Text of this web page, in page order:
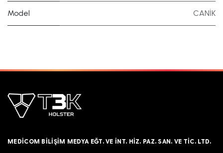
Model CANİK
MEDICOM BILIŞIM MEDYA EĞT. VE İNT. HIZ. PAZ. SAN. VE TIC. LTD.